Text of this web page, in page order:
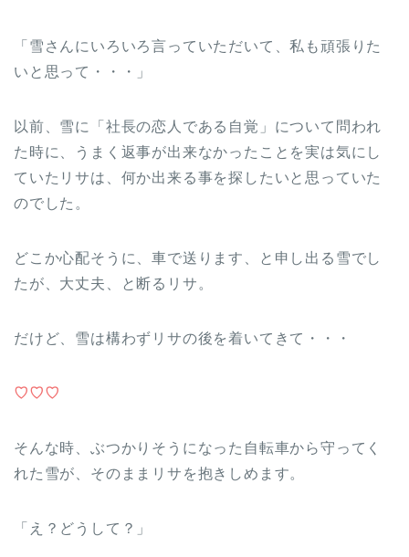
「雪さんにいろいろ言っていただいて、私も頑張りた
いと思って・・・」
以前、雪に「社長の恋人である自覚」について問われ
た時に、うまく返事が出来なかったことを実は気にし
ていたリサは、何か出来る事を探したいと思っていた
のでした。
どこか心配そうに、車で送ります、と申し出る雪でし
たが、大丈夫、と断るリサ。
だけど、雪は構わずリサの後を着いてきて・・・
♡♡♡
そんな時、ぶつかりそうになった自転車から守ってく
れた雪が、そのままリサを抱きしめます。
「え？どうして？」